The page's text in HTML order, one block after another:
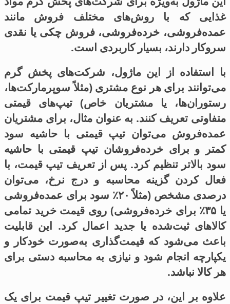
غذایی که با روش‌های مختلف فروش مانند
عمده‌فروشی، خرده‌فروشی، فروش چکی یا نقدی
سروکار دارند، بسیار کاربردی است.
با استفاده از این ماژول، شرکت‌های پخش گرم
می‌توانند برای هر نوع مشتری (مثلاً سوپرمارکت‌ها،
رستوران‌ها، یا مشتریان خاص) تیپ‌های قیمتی
متفاوتی تعریف کنند. به عنوان مثال، برای مشتریان
عمده‌فروش می‌توان تیپ قیمتی با حاشیه سود
کمتر و برای خرده‌فروشان تیپ قیمتی با حاشیه
سود بالاتر تنظیم کرد. پس از تعریف تیپ قیمت، با
فعال کردن گزینه محاسبه و درج نرخ، می‌توان
درصدی مشخص (مثلاً ۲۰٪ سود برای عمده‌فروشی
یا ۳۵٪ برای خرده‌فروشی) روی قیمت خرید تمامی
کالاهای ثبت‌شده یا جدید اعمال کرد. این قابلیت
باعث می‌شود که قیمت‌گذاری به‌صورت خودکار و
یکپارچه انجام شود و نیازی به محاسبه دستی برای
هر کالا نباشد.
علاوه بر این، در صورت تغییر تیپ قیمت برای یک